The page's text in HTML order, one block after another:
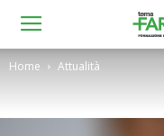
Home Attualità